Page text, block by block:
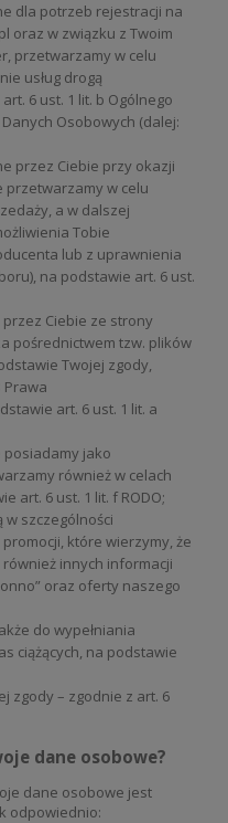
dla potrzeb rejestracji na
oraz w związku z Twoim
przetwarzamy w celu
usług drogą
6 ust. 1 lit. b Ogólnego
Osobowych (dalej:
przez Ciebie przy okazji
przetwarzamy w celu
a w dalszej
Tobie
lub z uprawnienia
na podstawie art. 6 ust.
Ciebie ze strony
pośrednictwem tzw. plików
Twojej zgody,
Prawa
art. 6 ust. 1 lit. a
jako
również w celach
art. 6 ust. 1 lit. f RODO;
szczególności
które wierzymy, że
innych informacji
oraz oferty naszego
do wypełniania
ciążących, na podstawie
zgody – zgodnie z art. 6
dane osobowe?
dane osobowe jest
odpowiednio: